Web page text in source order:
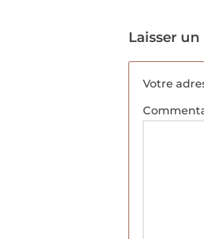
Laisser
Votre